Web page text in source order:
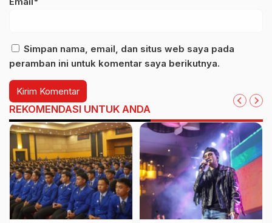
Simpan nama, email, dan situs web saya pada
peramban ini untuk komentar saya berikutnya.
REKOMENDASI UNTUK ANDA